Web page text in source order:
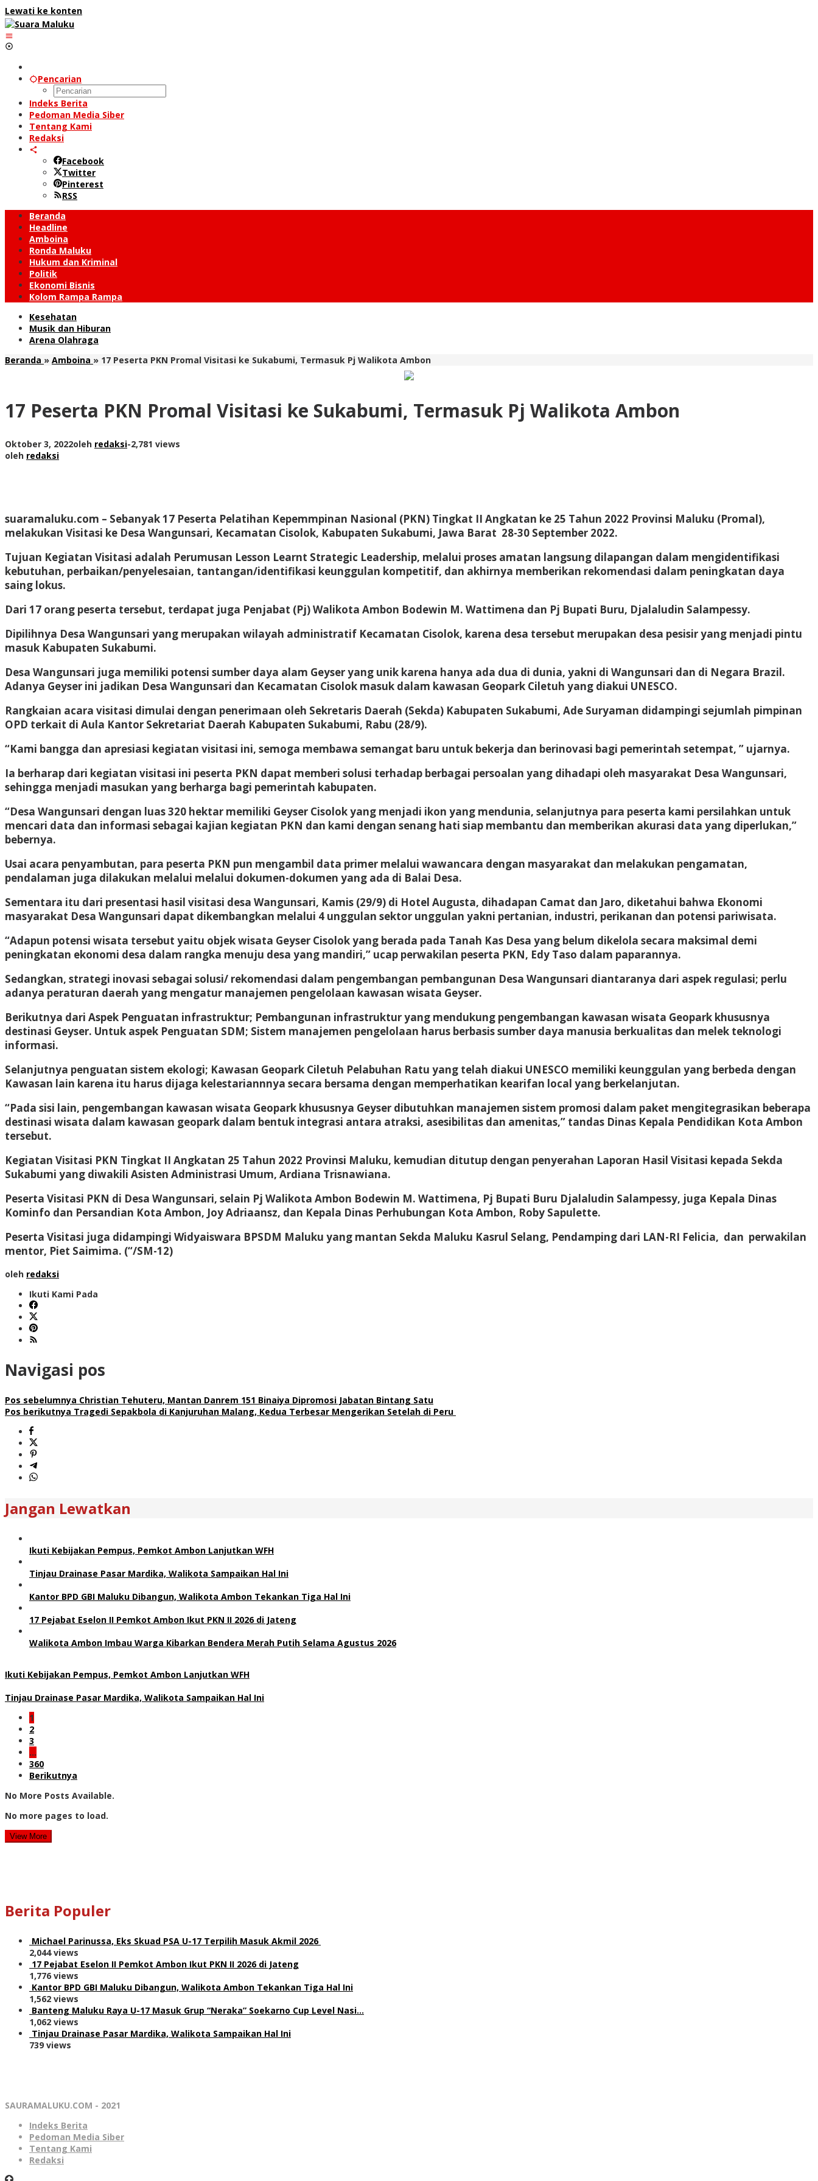
Lewati ke konten
Pencarian
Indeks Berita
Pedoman Media Siber
Tentang Kami
Redaksi
Facebook
Twitter
Pinterest
RSS
Beranda
Headline
Amboina
Ronda Maluku
Hukum dan Kriminal
Politik
Ekonomi Bisnis
Kolom Rampa Rampa
Kesehatan
Musik dan Hiburan
Arena Olahraga
Beranda » Amboina » 17 Peserta PKN Promal Visitasi ke Sukabumi, Termasuk Pj Walikota Ambon
17 Peserta PKN Promal Visitasi ke Sukabumi, Termasuk Pj Walikota Ambon
Oktober 3, 2022oleh redaksi-2,781 views
oleh redaksi
suaramaluku.com – Sebanyak 17 Peserta Pelatihan Kepemmpinan Nasional (PKN) Tingkat II Angkatan ke 25 Tahun 2022 Provinsi Maluku (Promal),
melakukan Visitasi ke Desa Wangunsari, Kecamatan Cisolok, Kabupaten Sukabumi, Jawa Barat 28-30 September 2022.
Tujuan Kegiatan Visitasi adalah Perumusan Lesson Learnt Strategic Leadership, melalui proses amatan langsung dilapangan dalam mengidentifikasi
kebutuhan, perbaikan/penyelesaian, tantangan/identifikasi keunggulan kompetitif, dan akhirnya memberikan rekomendasi dalam peningkatan daya
saing lokus.
Dari 17 orang peserta tersebut, terdapat juga Penjabat (Pj) Walikota Ambon Bodewin M. Wattimena dan Pj Bupati Buru, Djalaludin Salampessy.
Dipilihnya Desa Wangunsari yang merupakan wilayah administratif Kecamatan Cisolok, karena desa tersebut merupakan desa pesisir yang menjadi pintu
masuk Kabupaten Sukabumi.
Desa Wangunsari juga memiliki potensi sumber daya alam Geyser yang unik karena hanya ada dua di dunia, yakni di Wangunsari dan di Negara Brazil.
Adanya Geyser ini jadikan Desa Wangunsari dan Kecamatan Cisolok masuk dalam kawasan Geopark Ciletuh yang diakui UNESCO.
Rangkaian acara visitasi dimulai dengan penerimaan oleh Sekretaris Daerah (Sekda) Kabupaten Sukabumi, Ade Suryaman didampingi sejumlah pimpinan
OPD terkait di Aula Kantor Sekretariat Daerah Kabupaten Sukabumi, Rabu (28/9).
“Kami bangga dan apresiasi kegiatan visitasi ini, semoga membawa semangat baru untuk bekerja dan berinovasi bagi pemerintah setempat, ” ujarnya.
Ia berharap dari kegiatan visitasi ini peserta PKN dapat memberi solusi terhadap berbagai persoalan yang dihadapi oleh masyarakat Desa Wangunsari,
sehingga menjadi masukan yang berharga bagi pemerintah kabupaten.
“Desa Wangunsari dengan luas 320 hektar memiliki Geyser Cisolok yang menjadi ikon yang mendunia, selanjutnya para peserta kami persilahkan untuk
mencari data dan informasi sebagai kajian kegiatan PKN dan kami dengan senang hati siap membantu dan memberikan akurasi data yang diperlukan,”
bebernya.
Usai acara penyambutan, para peserta PKN pun mengambil data primer melalui wawancara dengan masyarakat dan melakukan pengamatan,
pendalaman juga dilakukan melalui melalui dokumen-dokumen yang ada di Balai Desa.
Sementara itu dari presentasi hasil visitasi desa Wangunsari, Kamis (29/9) di Hotel Augusta, dihadapan Camat dan Jaro, diketahui bahwa Ekonomi
masyarakat Desa Wangunsari dapat dikembangkan melalui 4 unggulan sektor unggulan yakni pertanian, industri, perikanan dan potensi pariwisata.
“Adapun potensi wisata tersebut yaitu objek wisata Geyser Cisolok yang berada pada Tanah Kas Desa yang belum dikelola secara maksimal demi
peningkatan ekonomi desa dalam rangka menuju desa yang mandiri,” ucap perwakilan peserta PKN, Edy Taso dalam paparannya.
Sedangkan, strategi inovasi sebagai solusi/ rekomendasi dalam pengembangan pembangunan Desa Wangunsari diantaranya dari aspek regulasi; perlu
adanya peraturan daerah yang mengatur manajemen pengelolaan kawasan wisata Geyser.
Berikutnya dari Aspek Penguatan infrastruktur; Pembangunan infrastruktur yang mendukung pengembangan kawasan wisata Geopark khususnya
destinasi Geyser. Untuk aspek Penguatan SDM; Sistem manajemen pengelolaan harus berbasis sumber daya manusia berkualitas dan melek teknologi
informasi.
Selanjutnya penguatan sistem ekologi; Kawasan Geopark Ciletuh Pelabuhan Ratu yang telah diakui UNESCO memiliki keunggulan yang berbeda dengan
Kawasan lain karena itu harus dijaga kelestariannnya secara bersama dengan memperhatikan kearifan local yang berkelanjutan.
“Pada sisi lain, pengembangan kawasan wisata Geopark khususnya Geyser dibutuhkan manajemen sistem promosi dalam paket mengitegrasikan beberapa
destinasi wisata dalam kawasan geopark dalam bentuk integrasi antara atraksi, asesibilitas dan amenitas,” tandas Dinas Kepala Pendidikan Kota Ambon
tersebut.
Kegiatan Visitasi PKN Tingkat II Angkatan 25 Tahun 2022 Provinsi Maluku, kemudian ditutup dengan penyerahan Laporan Hasil Visitasi kepada Sekda
Sukabumi yang diwakili Asisten Administrasi Umum, Ardiana Trisnawiana.
Peserta Visitasi PKN di Desa Wangunsari, selain Pj Walikota Ambon Bodewin M. Wattimena, Pj Bupati Buru Djalaludin Salampessy, juga Kepala Dinas
Kominfo dan Persandian Kota Ambon, Joy Adriaansz, dan Kepala Dinas Perhubungan Kota Ambon, Roby Sapulette.
Peserta Visitasi juga didampingi Widyaiswara BPSDM Maluku yang mantan Sekda Maluku Kasrul Selang, Pendamping dari LAN-RI Felicia, dan perwakilan
mentor, Piet Saimima. (“/SM-12)
oleh redaksi
Ikuti Kami Pada
Navigasi pos
Pos sebelumnya Christian Tehuteru, Mantan Danrem 151 Binaiya Dipromosi Jabatan Bintang Satu
Pos berikutnya Tragedi Sepakbola di Kanjuruhan Malang, Kedua Terbesar Mengerikan Setelah di Peru
Jangan Lewatkan
Ikuti Kebijakan Pempus, Pemkot Ambon Lanjutkan WFH
Tinjau Drainase Pasar Mardika, Walikota Sampaikan Hal Ini
Kantor BPD GBI Maluku Dibangun, Walikota Ambon Tekankan Tiga Hal Ini
17 Pejabat Eselon II Pemkot Ambon Ikut PKN II 2026 di Jateng
Walikota Ambon Imbau Warga Kibarkan Bendera Merah Putih Selama Agustus 2026
Ikuti Kebijakan Pempus, Pemkot Ambon Lanjutkan WFH
Tinjau Drainase Pasar Mardika, Walikota Sampaikan Hal Ini
1
2
3
…
360
Berikutnya
No More Posts Available.
No more pages to load.
View More
Berita Populer
Michael Parinussa, Eks Skuad PSA U-17 Terpilih Masuk Akmil 2026
2,044 views
17 Pejabat Eselon II Pemkot Ambon Ikut PKN II 2026 di Jateng
1,776 views
Kantor BPD GBI Maluku Dibangun, Walikota Ambon Tekankan Tiga Hal Ini
1,562 views
Banteng Maluku Raya U-17 Masuk Grup “Neraka” Soekarno Cup Level Nasi…
1,062 views
Tinjau Drainase Pasar Mardika, Walikota Sampaikan Hal Ini
739 views
SAURAMALUKU.COM - 2021
Indeks Berita
Pedoman Media Siber
Tentang Kami
Redaksi